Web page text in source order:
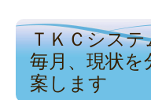
経営理念
交通案内
ＴＫＣシス
毎月、現状を
案します